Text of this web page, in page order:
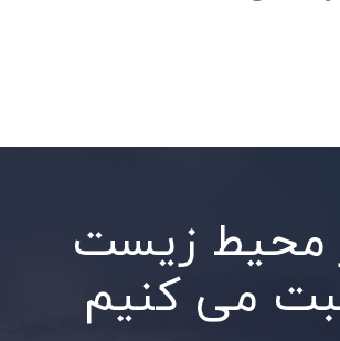
محیط زیست
می کنیم